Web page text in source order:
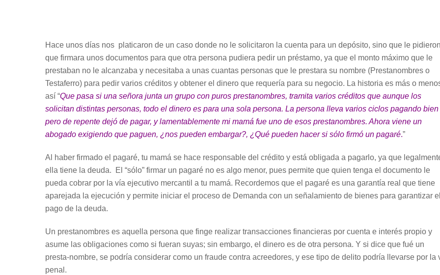
Hace unos días nos platicaron de un caso donde no le solicitaron la cuenta para un depósito, sino que le pidieron
que firmara unos documentos para que otra persona pudiera pedir un préstamo, ya que el monto máximo que le
prestaban no le alcanzaba y necesitaba a unas cuantas personas que le prestara su nombre (Prestanombres o
Testaferro) para pedir varios créditos y obtener el dinero que requería para su negocio. La historia es más o
así “Que pasa si una señora junta un grupo con puros prestanombres, tramita varios créditos que aunque los
solicitan distintas personas, todo el dinero es para una sola persona. La persona lleva varios ciclos pagando bien
pero de repente dejó de pagar, y lamentablemente mi mamá fue uno de esos prestanombres. Ahora viene un
abogado exigiendo que paguen, ¿nos pueden embargar?, ¿Qué pueden hacer si sólo firmó un pagaré.”
Al haber firmado el pagaré, tu mamá se hace responsable del crédito y está obligada a pagarlo, ya que
ella tiene la deuda. El “sólo” firmar un pagaré no es algo menor, pues permite que quien tenga el documento le
pueda cobrar por la vía ejecutivo mercantil a tu mamá. Recordemos que el pagaré es una garantía real que tiene
aparejada la ejecución y permite iniciar el proceso de Demanda con un señalamiento de bienes para garantizar el
pago de la deuda.
Un prestanombres es aquella persona que finge realizar transacciones financieras por cuenta e interés propio y
asume las obligaciones como si fueran suyas; sin embargo, el dinero es de otra persona. Y si dice que fué un
presta-nombre, se podría considerar como un fraude contra acreedores, y ese tipo de delito podría llevarse por la
penal.